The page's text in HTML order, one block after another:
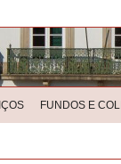
FUNDOS E